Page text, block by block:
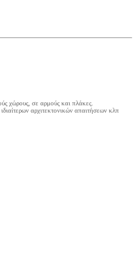
χώρους, σε αρμούς και πλάκες.
αρχιτεκτονικών απαιτήσεων κλπ